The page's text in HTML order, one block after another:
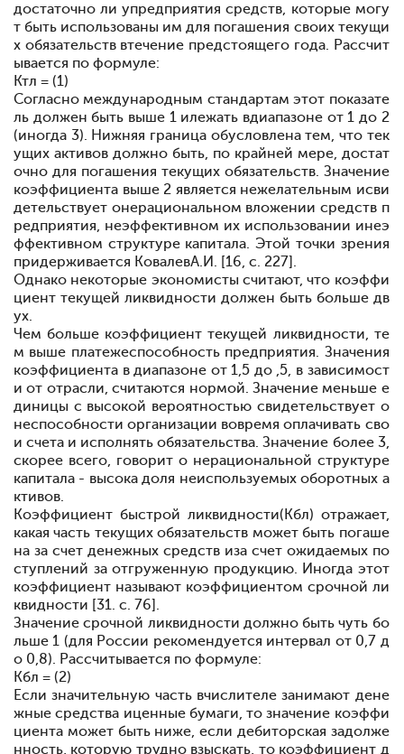
достаточно ли упредприятия средств, которые могу
т быть использованы им для погашения своих текущи
х обязательств втечение предстоящего года. Рассчит
ывается по формуле:
Ктл = (1)
Согласно международным стандартам этот показате
ль должен быть выше 1 илежать вдиапазоне от 1 до 2
(иногда 3). Нижняя граница обусловлена тем, что тек
ущих активов должно быть, по крайней мере, достат
очно для погашения текущих обязательств. Значение
коэффициента выше 2 является нежелательным исви
детельствует онерациональном вложении средств п
редприятия, неэффективном их использовании инеэ
ффективном структуре капитала. Этой точки зрения
придерживается КовалевА. И. [16, c. 227].
Однако некоторые экономисты считают, что коэффи
циент текущей ликвидности должен быть больше дв
ух.
Чем больше коэффициент текущей ликвидности, те
м выше платежеспособность предприятия. Значения
коэффициента в диапазоне от 1,5 до ,5, в зависимост
и от отрасли, считаются нормой. Значение меньше е
диницы с высокой вероятностью свидетельствует о
неспособности организации вовремя оплачивать сво
и счета и исполнять обязательства. Значение более 3,
скорее всего, говорит о нерациональной структуре
капитала - высока доля неиспользуемых оборотных а
ктивов.
Коэффициент быстрой ликвидности(Кбл) отражает,
какая часть текущих обязательств может быть погаше
на за счет денежных средств иза счет ожидаемых по
ступлений за отгруженную продукцию. Иногда этот
коэффициент называют коэффициентом срочной ли
квидности [31. c. 76] .
Значение срочной ликвидности должно быть чуть бо
льше 1 (для России рекомендуется интервал от 0,7 д
о 0,8). Рассчитывается по формуле:
Кбл = (2)
Если значительную часть вчислителе занимают дене
жные средства иценные бумаги, то значение коэффи
циента может быть ниже, если дебиторская задолже
нность, которую трудно взыскать, то коэффициент д